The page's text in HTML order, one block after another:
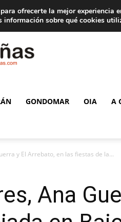
publicidad
GONDOMAR OIA A
y El Arrebato, en las fiestas de la...
Ana
ofrecerte la mejor experiencia
información sobre qué cookies